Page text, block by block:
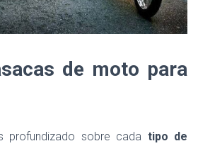
de moto para
profundizado sobre cada tipo de